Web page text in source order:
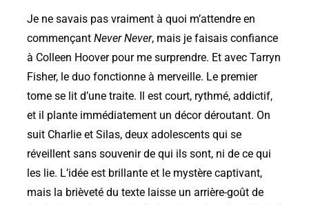
Je ne savais pas vraiment à quoi m’attendre en
commençant Never Never, mais je faisais confiance
à Colleen Hoover pour me surprendre. Et avec Tarryn
Fisher, le duo fonctionne à merveille. Le premier
tome se lit d’une traite. Il est court, rythmé, addictif,
et il plante immédiatement un décor déroutant. On
suit Charlie et Silas, deux adolescents qui se
réveillent sans souvenir de qui ils sont, ni de ce qui
les lie. L’idée est brillante et le mystère captivant,
mais la brièveté du texte laisse un arrière-goût de